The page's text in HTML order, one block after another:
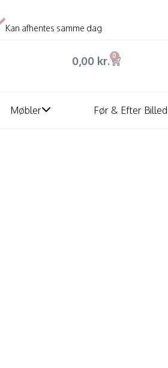
Kan afhentes samme dag
0,00 kr. 0
Møbler Før & Efter